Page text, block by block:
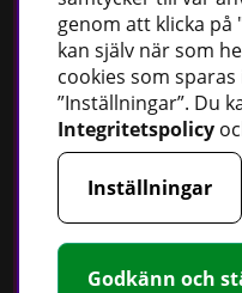
Bästsäljare
Fordonsbelysning
Uppvärmning
Fettsprutor
Strömförsörjning
Handskar
genom att klicka på
kan själv när som
cookies som
”Inställningar”. Du
Integritetspolicy
Inställningar
Godkänn och